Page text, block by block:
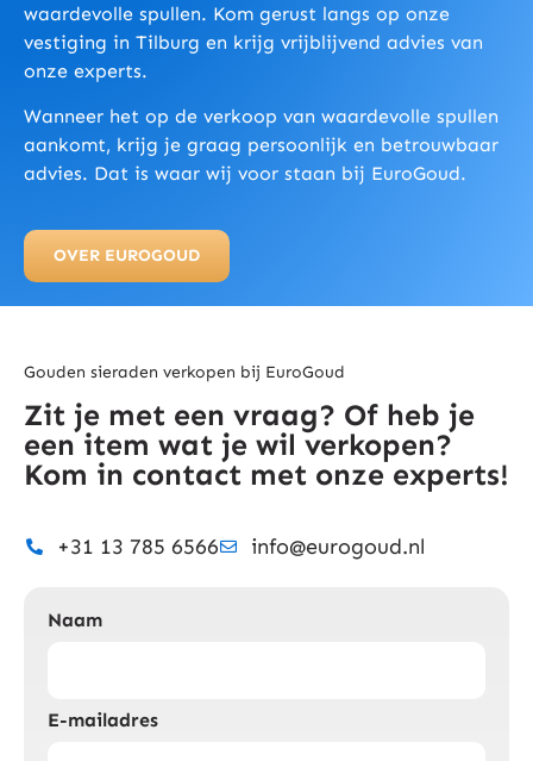
waardevolle spullen. Kom gerust langs op onze
vestiging in Tilburg en krijg vrijblijvend advies van
onze experts.
Wanneer het op de verkoop van waardevolle spullen
aankomt, krijg je graag persoonlijk en betrouwbaar
advies. Dat is waar wij voor staan bij EuroGoud.
OVER EUROGOUD
Gouden sieraden verkopen bij EuroGoud
Zit je met een vraag? Of heb je
een item wat je wil verkopen?
Kom in contact met onze experts!
+31 13 785 6566 info@eurogoud.nl
Naam
E-mailadres